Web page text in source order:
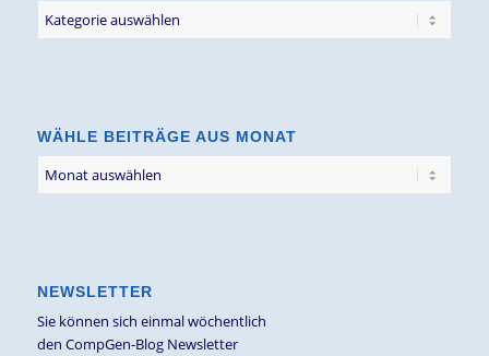
Filter
Blogbeiträge
WÄHLE BEITRÄGE AUS MONAT
NEWSLETTER
Sie können sich einmal wöchentlich
den CompGen-Blog Newsletter